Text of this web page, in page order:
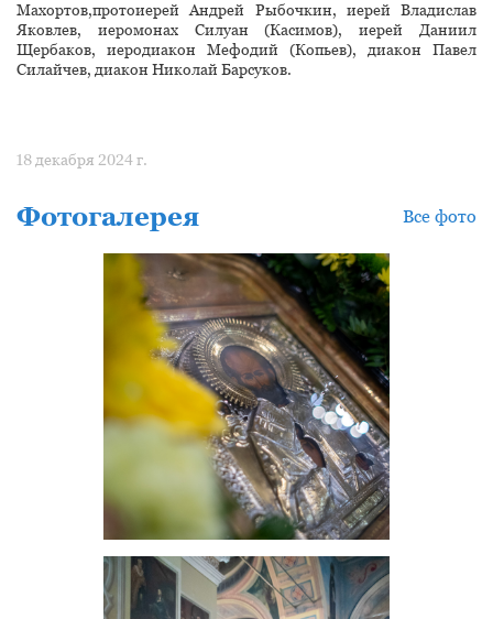
Махортов,протоиерей Андрей Рыбочкин, иерей Владислав
Яковлев, иеромонах Силуан (Касимов), иерей Даниил
Щербаков, иеродиакон Мефодий (Копьев), диакон Павел
Силайчев, диакон Николай Барсуков.
18 декабря 2024 г.
Фотогалерея Все фото